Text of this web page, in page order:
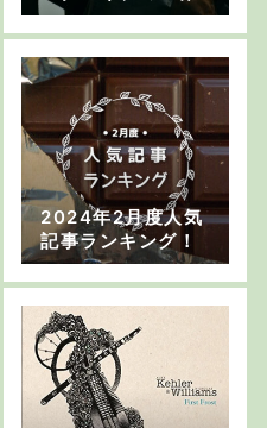
2024年2月度人気
記事ランキング！